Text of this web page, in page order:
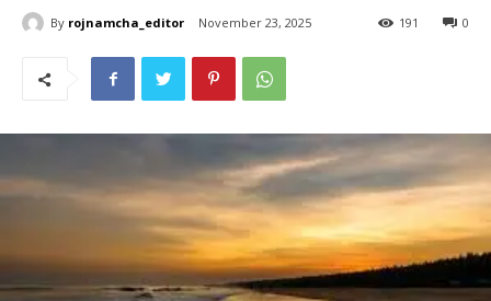
By rojnamcha_editor November 23, 2025 0
191